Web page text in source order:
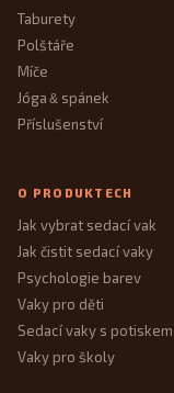
Taburety
Polštáře
Míče
Jóga&spánek
Příslušenství
O PRODUKTECH
Jak vybrat sedací vak
Jak čistit sedací vaky
Psychologie barev
Vaky pro děti
Sedací vaky s potiskem
Vaky pro školy